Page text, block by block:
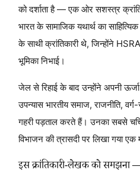
को दर्शाता है — एक ओर सशस्त्र
भारत के सामाजिक यथार्थ का
के साथी क्रांतिकारी थे, जिन्होंने
भूमिका निभाई।
जेल से रिहाई के बाद उन्होंने अपनी
उपन्यास भारतीय समाज, राजनीति,
गहरी पड़ताल करते हैं। उनका सबसे
विभाजन की त्रासदी पर लिखा गया एक
इस क्रांतिकारी-लेखक को समझना